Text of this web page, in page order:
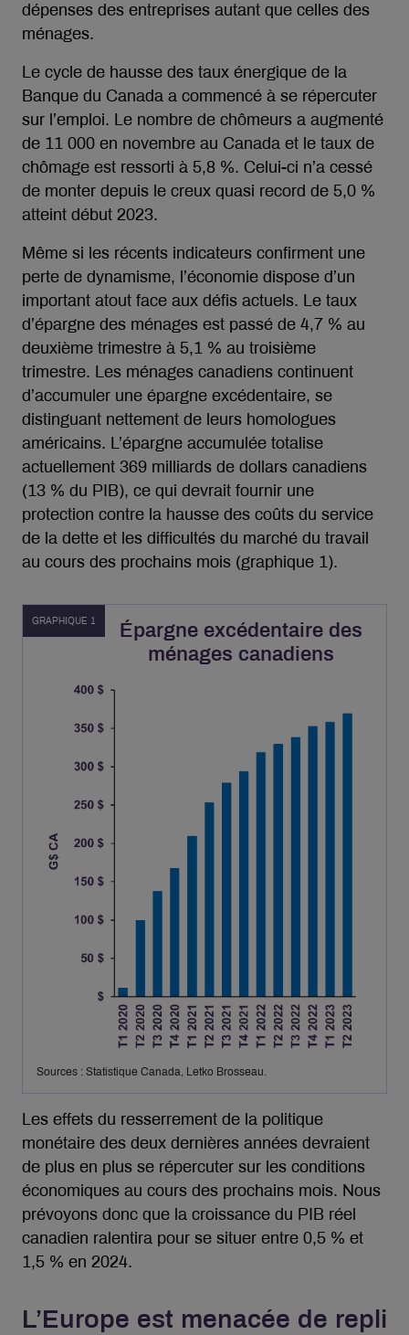
dépenses des entreprises autant que celles des
ménages.
Le cycle de hausse des taux énergique de la
Banque du Canada a commencé à se répercuter
sur l’emploi. Le nombre de chômeurs a augmenté
de 11 000 en novembre au Canada et le taux de
chômage est ressorti à 5,8 %. Celui-ci n’a cessé
de monter depuis le creux quasi record de 5,0 %
atteint début 2023.
Même si les récents indicateurs confirment une
perte de dynamisme, l’économie dispose d’un
important atout face aux défis actuels. Le taux
d’épargne des ménages est passé de 4,7 % au
deuxième trimestre à 5,1 % au troisième
trimestre. Les ménages canadiens continuent
d’accumuler une épargne excédentaire, se
distinguant nettement de leurs homologues
américains. L’épargne accumulée totalise
actuellement 369 milliards de dollars canadiens
(13 % du PIB), ce qui devrait fournir une
protection contre la hausse des coûts du service
de la dette et les difficultés du marché du travail
au cours des prochains mois (graphique 1).
GRAPHIQUE 1
Épargne excédentaire des
ménages canadiens
Sources : Statistique Canada, Letko Brosseau.
Les effets du resserrement de la politique
monétaire des deux dernières années devraient
de plus en plus se répercuter sur les conditions
économiques au cours des prochains mois. Nous
prévoyons donc que la croissance du PIB réel
canadien ralentira pour se situer entre 0,5 % et
1,5 % en 2024.
L’Europe est menacée de repli